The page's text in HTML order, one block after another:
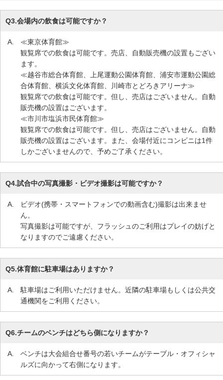
Q3.会場内の飲食は可能ですか？
A.
≪東京体育館≫
観覧席での飲食は可能です。売店、自動販売機の設置もござい
ます。
≪越谷市総合体育館、上尾運動公園体育館、浦安市運動公園総
合体育館、横浜文化体育館、川崎市とどろきアリーナ≫
観覧席での飲食は可能です。但し、売店はございません。自動
販売機の設置はございます。
≪市川市塩浜市民体育館≫
観覧席での飲食は可能です。但し、売店はございません。自動
販売機の設置はございます。また、会場付近にコンビニは1件
しかございませんので、予めご了承ください。
Q4.試合中の写真撮影・ビデオ撮影は可能ですか？
A.
ビデオ(携帯・スマートフォンでの動画含む)撮影は出来ませ
ん。
写真撮影は可能ですが、フラッシュのご利用はプレイの妨げと
なりますのでご遠慮ください。
Q5.体育館に駐車場はありますか？
A.
駐車場はご利用いただけません。近隣の駐車場もしくは公共交
通機関をご利用ください。
Q6.チームのベンチはどちら側になりますか？
A.
ベンチは大会組合せ番号の若いチームがテーブル・オフィシャ
ルズに向かって右側になります。